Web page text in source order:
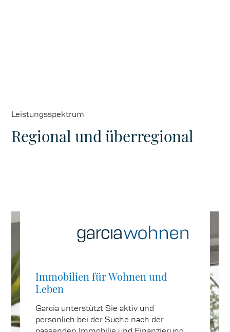
Leistungsspektrum
Regional und überregional
Immobilien für Wohnen und
Leben
Garcia unterstützt Sie aktiv und
persönlich bei der Suche nach der